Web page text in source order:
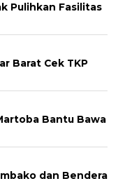
Pulihkan Fasilitas
Barat Cek TKP
Bantu Bawa
dan Bendera